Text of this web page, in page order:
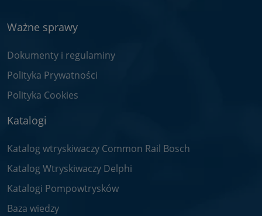
Ważne sprawy
Dokumenty i regulaminy
Polityka Prywatności
Polityka Cookies
Katalogi
Katalog wtryskiwaczy Common Rail Bosch
Katalog Wtryskiwaczy Delphi
Katalogi Pompowtrysków
Baza wiedzy